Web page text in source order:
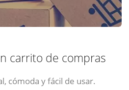
carrito de compras
cómoda y fácil de usar.